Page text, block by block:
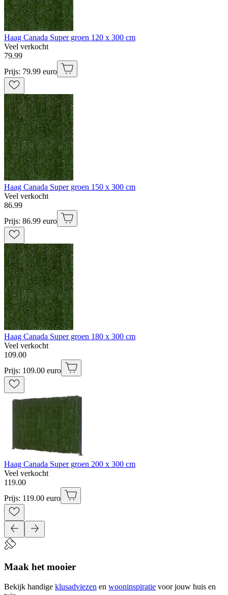
Haag Canada Super groen 120 x 300 cm
Veel verkocht
79.99
Prijs: 79.99 euro
Haag Canada Super groen 150 x 300 cm
Veel verkocht
86.99
Prijs: 86.99 euro
Haag Canada Super groen 180 x 300 cm
Veel verkocht
109.00
Prijs: 109.00 euro
Haag Canada Super groen 200 x 300 cm
Veel verkocht
119.00
Prijs: 119.00 euro
Maak het mooier
Bekijk handige klusadviezen en wooninspiratie voor jouw huis en